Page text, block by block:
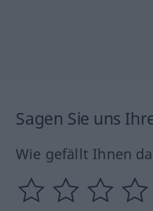
Sagen Sie uns
Wie gefällt Ihnen